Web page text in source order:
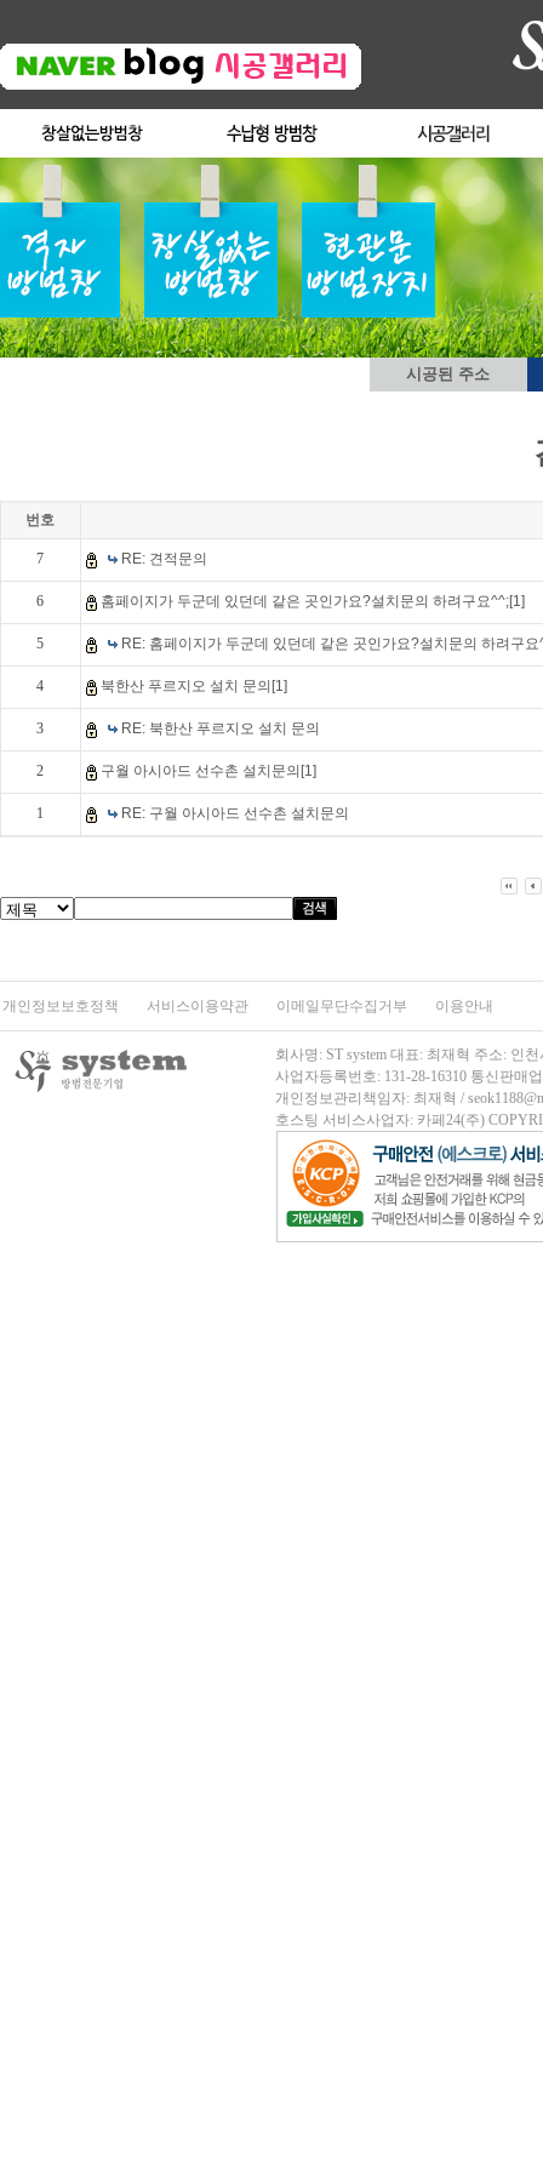
시공된 주소
번호
7 RE: 견적문의
6 홈페이지가 두군데 있던데 같은 곳인가요?설치문의 하려구요^^;[1]
5 RE: 홈페이지가 두군데 있던데 같은 곳인가요?설치문의 하려구요
4 북한산 푸르지오 설치 문의[1]
3 RE: 북한산 푸르지오 설치 문의
2 구월 아시아드 선수촌 설치문의[1]
1 RE: 구월 아시아드 선수촌 설치문의
개인정보보호정책 서비스이용약관 이메일무단수집거부 이용안내
회사명: ST system 대표: 최재혁 주소: 인
사업자등록번호: 131-28-16310 통신판매
개인정보관리책임자: 최재혁 /
호스팅 서비스사업자: 카페24(주)